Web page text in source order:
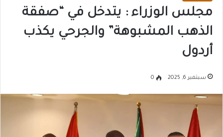
مجلس الوزراء : يتدخل في “صفقة
الذهب المشبوهة” والجرحي يكذب
أردول
سبتمبر 6, 2025 0